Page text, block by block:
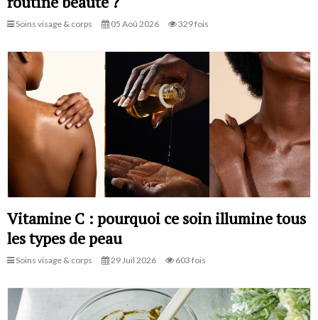
Soins visage & corps 05 Aoû 2026 329 fois
Vitamine C : pourquoi ce soin illumine tous
les types de peau
Soins visage & corps 29 Juil 2026 603 fois